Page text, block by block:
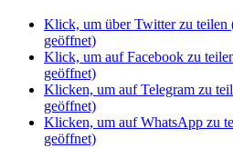
Klick, um über Twitter zu teilen
geöffnet)
Klick, um auf Facebook zu
geöffnet)
Klicken, um auf Telegram zu
geöffnet)
Klicken, um auf WhatsApp zu
geöffnet)